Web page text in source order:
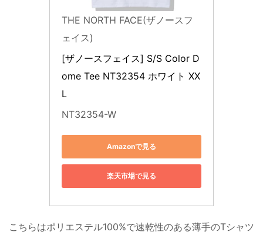
THE NORTH FACE(ザノースフ
ェイス)
[ザノースフェイス] S/S Color D
ome Tee NT32354 ホワイト XX
L
NT32354-W
Amazonで見る
楽天市場で見る
こちらはポリエステル100%で速乾性のある薄手のTシャツ